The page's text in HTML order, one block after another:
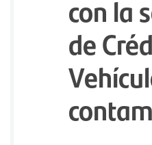
con la
de